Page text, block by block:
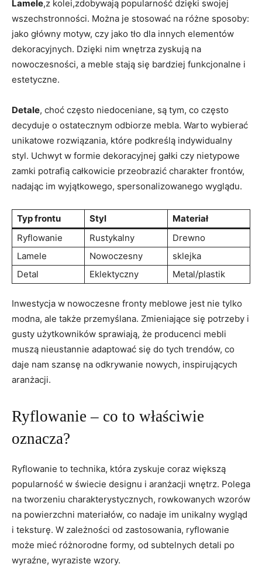
Lamele,z kolei,zdobywają popularność dzięki swojej
wszechstronności. Można je stosować na różne sposoby:
jako główny motyw, czy jako tło dla innych elementów
dekoracyjnych. Dzięki nim wnętrza zyskują na
nowoczesności, a meble stają się bardziej funkcjonalne i
estetyczne.
Detale, choć często niedoceniane, są tym, co często
decyduje o ostatecznym odbiorze mebla. Warto wybierać
unikatowe rozwiązania, które podkreślą indywidualny
styl. Uchwyt w formie dekoracyjnej gałki czy nietypowe
zamki potrafią całkowicie przeobrazić charakter frontów,
nadając im wyjątkowego, spersonalizowanego wyglądu.
Typ frontu Styl
Materiał
Ryflowanie
Rustykalny
Drewno
Lamele
Nowoczesny
sklejka
Detal
Eklektyczny Metal/plastik
Inwestycja w nowoczesne fronty meblowe jest nie tylko
modna, ale także przemyślana. Zmieniające się potrzeby i
gusty użytkowników sprawiają, że producenci mebli
muszą nieustannie adaptować się do tych trendów, co
daje nam szansę na odkrywanie nowych, inspirujących
aranżacji.
Ryflowanie – co to właściwie
oznacza?
Ryflowanie to technika, która zyskuje coraz większą
popularność w świecie designu i aranżacji wnętrz. Polega
na tworzeniu charakterystycznych, rowkowanych wzorów
na powierzchni materiałów, co nadaje im unikalny wygląd
i teksturę. W zależności od zastosowania, ryflowanie
może mieć różnorodne formy, od subtelnych detali po
wyraźne, wyraziste wzory.